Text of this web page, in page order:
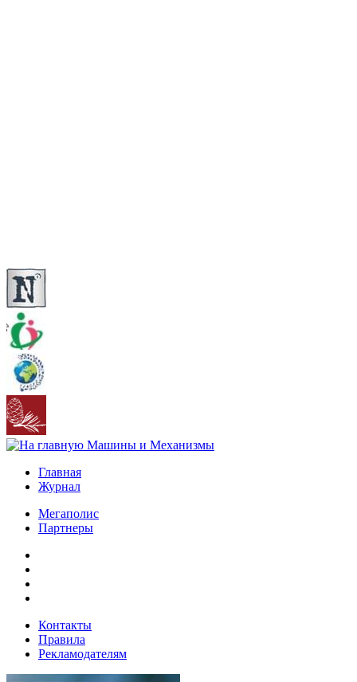
Главная
Журнал
Мегаполис
Партнеры
Контакты
Правила
Рекламодателям